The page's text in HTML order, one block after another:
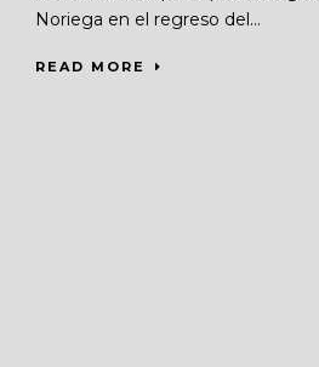
Noriega en el regreso del...
READ MORE